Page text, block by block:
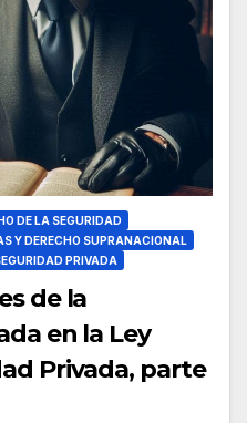
DE LA SEGURIDAD
Y DERECHO SUPRANACIONAL
PRIVADA
de la
en la Ley
Privada, parte